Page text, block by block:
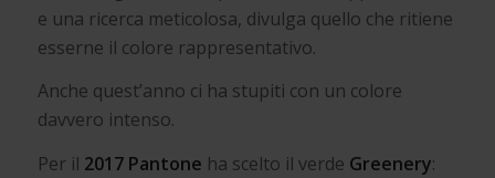
e una ricerca meticolosa, divulga quello che ritiene
esserne il colore rappresentativo.
Anche quest’anno ci ha stupiti con un colore
davvero intenso.
Per il 2017 Pantone ha scelto il verde Greenery: